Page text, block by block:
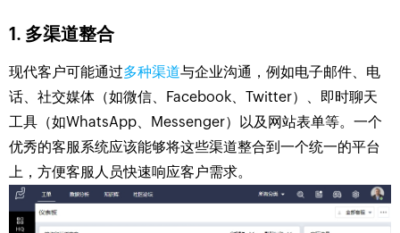
1. 多渠道整合
现代客户可能通过多种渠道与企业沟通，例如电子邮件、电
话、社交媒体（如微信、Facebook、Twitter）、即时聊天
工具（如WhatsApp、Messenger）以及网站表单等。一个
优秀的客服系统应该能够将这些渠道整合到一个统一的平台
上，方便客服人员快速响应客户需求。